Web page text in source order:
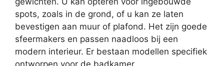
spots, zoals in de grond, of u kan ze laten
bevestigen aan muur of plafond. Het zijn goede
sfeermakers en passen naadloos bij een
modern interieur. Er bestaan modellen specifiek